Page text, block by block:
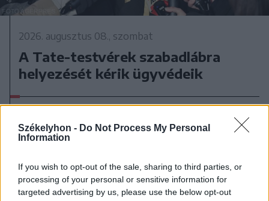
Székelyhon - Do Not Process My Personal
Information
If you wish to opt-out of the sale, sharing to third parties, or
processing of your personal or sensitive information for
targeted advertising by us, please use the below opt-out
2026. augusztus 08., szombat
A Tate-testvérek szabadlábra
helyezését kérik ügyvédeik